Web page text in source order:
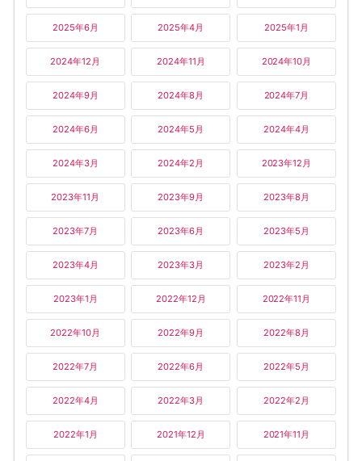
2025年6月 2025年4月 2025年1月
2024年12月 2024年11月 2024年10月
2024年9月 2024年8月 2024年7月
2024年6月 2024年5月 2024年4月
2024年3月 2024年2月 2023年12月
2023年11月 2023年9月 2023年8月
2023年7月 2023年6月 2023年5月
2023年4月 2023年3月 2023年2月
2023年1月 2022年12月 2022年11月
2022年10月 2022年9月 2022年8月
2022年7月 2022年6月 2022年5月
2022年4月 2022年3月 2022年2月
2022年1月 2021年12月 2021年11月